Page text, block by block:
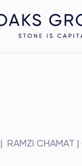
| RAMZI CHAMAT |